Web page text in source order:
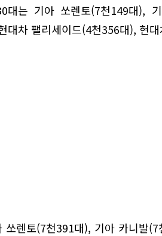
대는 기아 쏘렌토(7천149대),
대차 팰리세이드(4천356대), 현
쏘렌토(7천391대), 기아 카니발